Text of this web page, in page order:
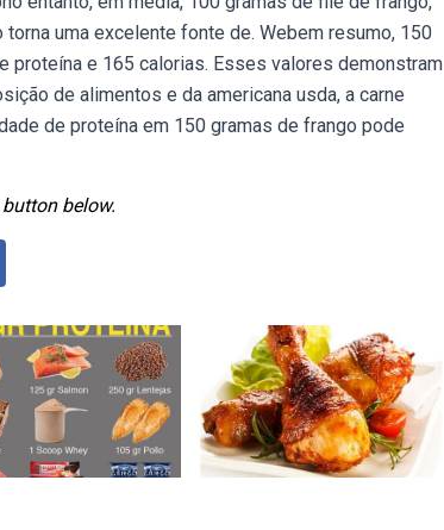
uma excelente fonte de. Webem resumo, 150
proteína e 165 calorias. Esses valores demonstram
de alimentos e da americana usda, a carne
de proteína em 150 gramas de frango pode
below.